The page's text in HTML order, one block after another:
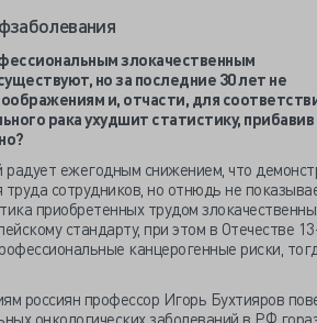
злокачественным
но за последние 30 лет не
и, отчасти, для
рака ухудшит статистику, прибавив
ежегодным снижением, что
сотрудников, но отнюдь не
приобретенных трудом
стандарту, при этом в Отечестве
канцерогенные риски,
россиян профессор Игорь Бухтияров
онкологических заболеваний в РФ